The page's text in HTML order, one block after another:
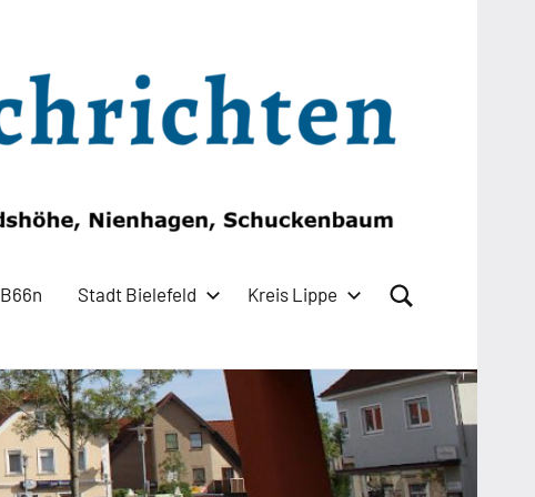
B66n Stadt Bielefeld Kreis Lippe